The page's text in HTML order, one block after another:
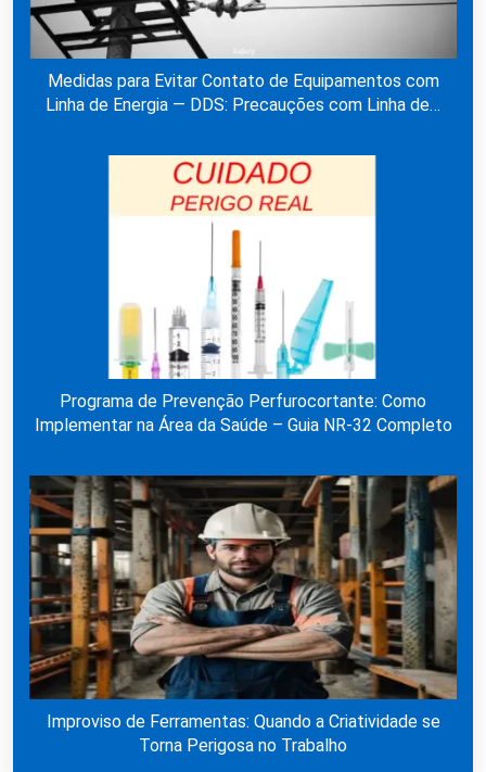
Medidas para Evitar Contato de Equipamentos com
Linha de Energia — DDS: Precauções com Linha de…
Programa de Prevenção Perfurocortante: Como
Implementar na Área da Saúde – Guia NR-32 Completo
Improviso de Ferramentas: Quando a Criatividade se
Torna Perigosa no Trabalho